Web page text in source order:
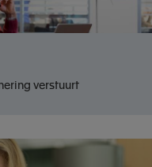
verstuurt